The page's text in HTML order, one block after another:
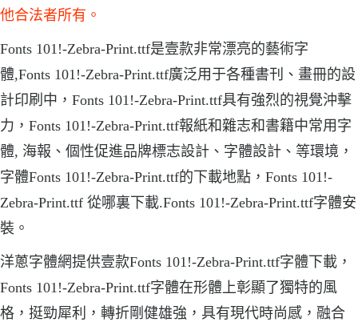
他合法者所有。
Fonts 101!-Zebra-Print.ttf是壹款非常漂亮的藝術字
體,Fonts 101!-Zebra-Print.ttf廣泛用于各種書刊、畫冊的設
計印刷中，Fonts 101!-Zebra-Print.ttf具有強烈的視覺沖擊
力，Fonts 101!-Zebra-Print.ttf報紙和雜志和書籍中常用字
體, 海報、個性促進品牌標志設計、字體設計、等環境，
字體Fonts 101!-Zebra-Print.ttf的下載地點，Fonts 101!-
Zebra-Print.ttf 從哪裏下載.Fonts 101!-Zebra-Print.ttf字體安
裝。
洋蔥字體網提供壹款Fonts 101!-Zebra-Print.ttf字體下載，
Fonts 101!-Zebra-Print.ttf字體在形體上彰顯了獨特的風
格，挺勁犀利，轉折剛健雄強，具有現代時尚感，融合